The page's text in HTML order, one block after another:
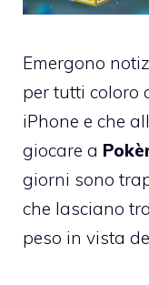
Emergono
per tutti coloro
iPhone e che
giocare a
giorni sono
che lasciano
peso in vista